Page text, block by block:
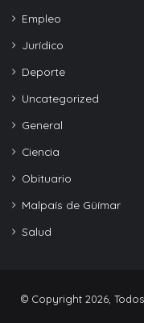
Empleo
Jurídico
Deporte
Uncategorized
General
Ciencia
Obituario
Malpaís de Güímar
Salud
© Copyright 2026,